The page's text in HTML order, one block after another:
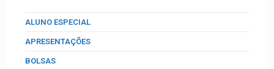
ALUNO ESPECIAL
APRESENTAÇÕES
BOLSAS